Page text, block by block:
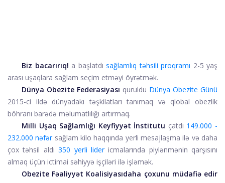
Biz bacarırıq! a başlatdı sağlamlıq təhsili proqramı 2-5 yaş
arası uşaqlara sağlam seçim etməyi öyrətmək.
Dünya Obezite Federasiyası quruldu Dünya Obezite Günü
2015-ci ildə dünyadakı təşkilatları tanımaq və qlobal obezlik
böhranı barədə məlumatlılığı artırmaq.
Milli Uşaq Sağlamlığı Keyfiyyət İnstitutu çatdı 149.000 -
232.000 nəfər sağlam kilo haqqında yerli mesajlaşma ilə və daha
çox təhsil aldı 350 yerli lider icmalarında piylənmənin qarşısını
almaq üçün ictimai səhiyyə işçiləri ilə işləmək.
Obezite Fəaliyyət Koalisiyasıdaha çoxunu müdafiə edir